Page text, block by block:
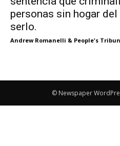
personas sin hogar
serlo.
Andrew Romanelli & People's
© Newspaper